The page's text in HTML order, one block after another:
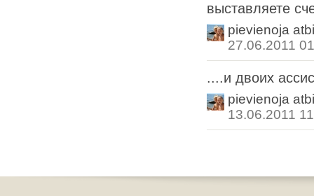
выставляете
pievienoja
27.06.2011
....и двоих
pievienoja
13.06.2011